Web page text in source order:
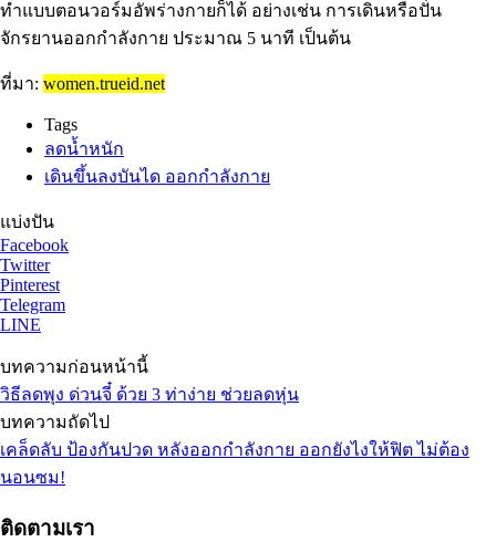
ทำแบบตอนวอร์มอัพร่างกายก็ได้ อย่างเช่น การเดินหรือปั่น
จักรยานออกกำลังกาย ประมาณ 5 นาที เป็นต้น
ที่มา: women.trueid.net
Tags
ลดน้ำหนัก
เดินขึ้นลงบันได ออกกำลังกาย
แบ่งปัน
Facebook
Twitter
Pinterest
Telegram
LINE
บทความก่อนหน้านี้
วิธีลดพุง ด่วนจี๋ ด้วย 3 ท่าง่าย ช่วยลดหุ่น
บทความถัดไป
เคล็ดลับ ป้องกันปวด หลังออกกำลังกาย ออกยังไงให้ฟิต ไม่ต้อง
นอนซม!
ติดตามเรา